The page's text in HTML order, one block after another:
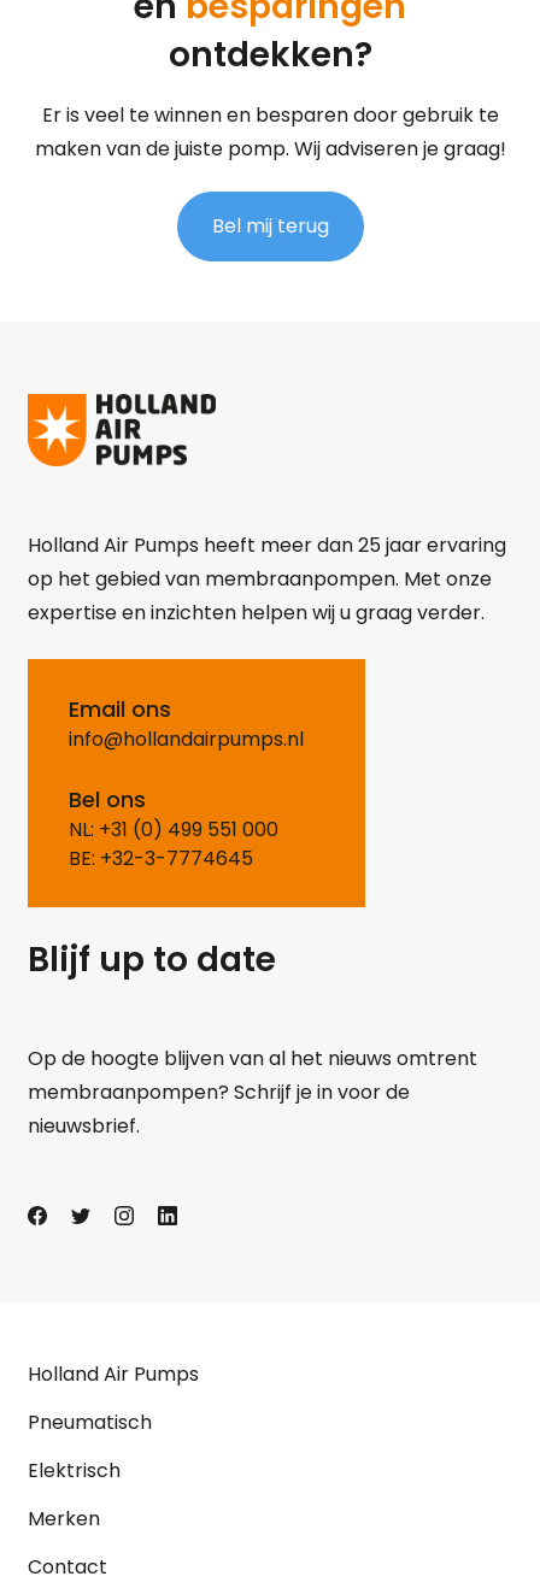
ontdekken?
Er is veel te winnen en besparen door gebruik te
maken van de juiste pomp. Wij adviseren je graag!
Bel mij terug
Holland Air Pumps heeft meer dan 25 jaar ervaring
op het gebied van membraanpompen. Met onze
expertise en inzichten helpen wij u graag verder.
Email ons
info@hollandairpumps.nl
Bel ons
NL: +31 (0) 499 551 000
BE: +32-3-7774645
Blijf up to date
Op de hoogte blijven van al het nieuws omtrent
membraanpompen? Schrijf je in voor de
nieuwsbrief.
Holland Air Pumps
Pneumatisch
Elektrisch
Merken
Contact